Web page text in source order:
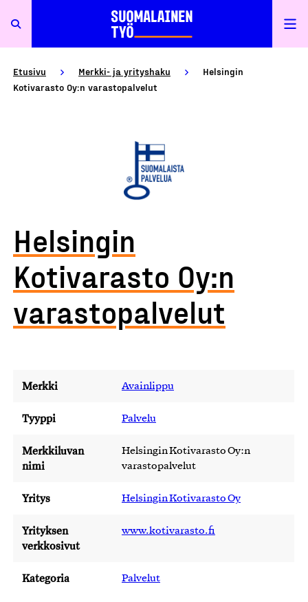
Etusivu Merkki- ja yrityshaku
Helsingin
Kotivarasto Oy:n varastopalvelut
Helsingin
Kotivarasto Oy:n
varastopalvelut
Merkki Avainlippu
Tyyppi Palvelu
Merkkiluvan
nimi
Helsingin Kotivarasto Oy:n
varastopalvelut
Yritys Helsingin Kotivarasto Oy
Yrityksen
verkkosivut
www.kotivarasto.fi
Kategoria Palvelut